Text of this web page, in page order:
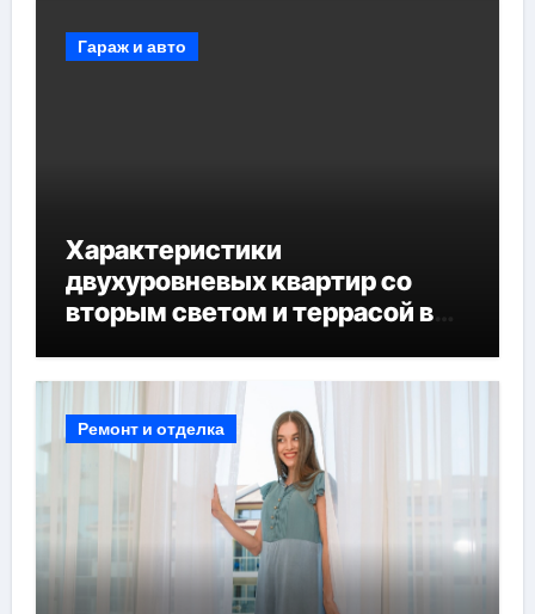
Гараж и авто
Характеристики
двухуровневых квартир со
вторым светом и террасой в
Ремонт и отделка